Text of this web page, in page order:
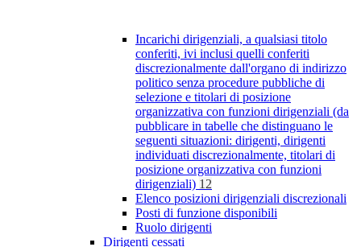
Incarichi dirigenziali, a qualsiasi titolo
conferiti, ivi inclusi quelli conferiti
discrezionalmente dall'organo di indirizzo
politico senza procedure pubbliche di
selezione e titolari di posizione
organizzativa con funzioni dirigenziali (da
pubblicare in tabelle che distinguano le
seguenti situazioni: dirigenti, dirigenti
individuati discrezionalmente, titolari di
posizione organizzativa con funzioni
dirigenziali) 12
Elenco posizioni dirigenziali discrezionali
Posti di funzione disponibili
Ruolo dirigenti
Dirigenti cessati